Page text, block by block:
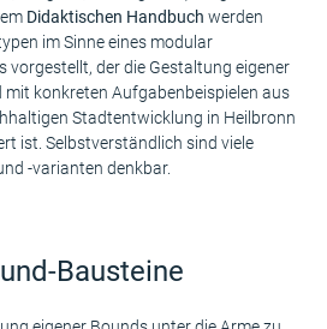
Didaktischen Handbuch werden
im Sinne eines modular
vorgestellt, der die Gestaltung eigener
mit konkreten Aufgabenbeispielen aus
Stadtentwicklung in Heilbronn
ist. Selbstverständlich sind viele
-varianten denkbar.
Bausteine